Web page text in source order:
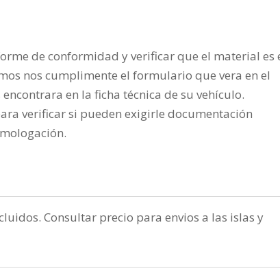
de conformidad y verificar que el material es
nos cumplimente el formulario que vera en el
en la ficha técnica de su vehículo.
verificar si pueden exigirle documentación
Consultar precio para envios a las islas y